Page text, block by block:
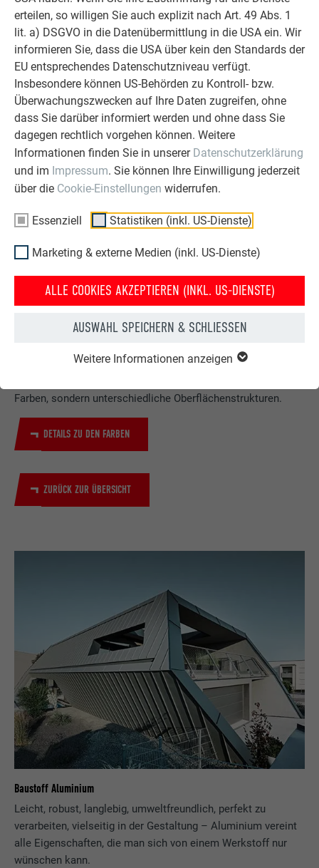
erteilen, so willigen Sie auch explizit nach Art. 49 Abs. 1
lit. a) DSGVO in die Datenübermittlung in die USA ein. Wir
informieren Sie, dass die USA über kein den Standards der
EU entsprechendes Datenschutzniveau verfügt.
Insbesondere können US-Behörden zu Kontroll- bzw.
Überwachungszwecken auf Ihre Daten zugreifen, ohne
dass Sie darüber informiert werden und ohne dass Sie
dagegen rechtlich vorgehen können. Weitere
Informationen finden Sie in unserer Datenschutzerklärung
und im Impressum. Sie können Ihre Einwilligung jederzeit
über die Cookie-Einstellungen widerrufen.
Essenziell Statistiken (inkl. US-Dienste)
Marketing & externe Medien (inkl. US-Dienste)
ALLE COOKIES AKZEPTIEREN (INKL. US-DIENSTE)
AUSWAHL SPEICHERN & SCHLIESSEN
Weitere Informationen anzeigen
Wandschindel
Wandraute 20 × 20
Wandraute 29 × 29
Wandraute 44 × 44
Raute klein
Verbundplatte
HANDELT ES SICH BEI STUCCO, GLATT UND
Farben, sondern unterschiedliche Oberflächenstrukturen.
DETAILS ZU DEN FARBEN
ZURÜCK ZUR ÜBERSICHT
Baustoff Aluminium
Leicht, robust, langlebig, umweltfreundlich, perfekt zu
verarbeiten, vielseitig in der Gestaltung – Aluminium vereint
alle Eigenschaften, die man sich von einem Werkstoff nur
wünschen kann.